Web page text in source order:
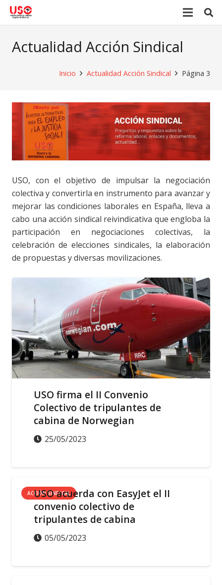
Actualidad Acción Sindical
Inicio Actualidad Acción Sindical Página 3
USO, con el objetivo de impulsar la negociación
colectiva y convertirla en instrumento para avanzar y
mejorar las condiciones laborales en España, lleva a
cabo una acción sindical reivindicativa que engloba la
participación en negociaciones colectivas, la
celebración de elecciones sindicales, la elaboración
de propuestas y diversas movilizaciones.
USO firma el II Convenio
Colectivo de tripulantes de
cabina de Norwegian
25/05/2023
ACCIÓN SINDICAL
USO acuerda con EasyJet el II
convenio colectivo de
tripulantes de cabina
05/05/2023